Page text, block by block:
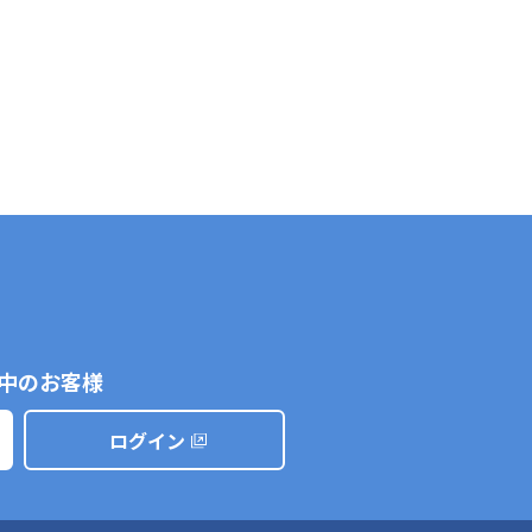
のお客様
ログイン